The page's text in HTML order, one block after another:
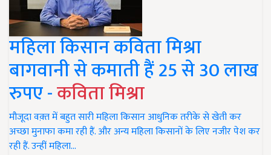
महिला किसान कविता मिश्रा
बागवानी से कमाती हैं 25 से 30 लाख
रुपए -कविता मिश्रा
मौजूदा वक़्त में बहुत सारी महिला किसान आधुनिक तरीके से खेती कर
अच्छा मुनाफा कमा रही हैं. और अन्य महिला किसानों के लिए नजीर पेश कर
रही हैं. उन्हीं महिला…